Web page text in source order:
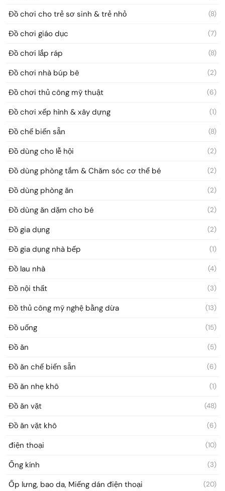
Đồ chơi cho trẻ sơ sinh & trẻ nhỏ (8)
Đồ chơi giáo dục (7)
Đồ chơi lắp ráp (8)
Đồ chơi nhà búp bê (2)
Đồ chơi thủ công mỹ thuật (6)
Đồ chơi xếp hình & xây dựng (1)
Đồ chế biến sẵn (8)
Đồ dùng cho lễ hội (2)
Đồ dùng phòng tắm & Chăm sóc cơ thể bé (2)
Đồ dùng phòng ăn (2)
Đồ dùng ăn dặm cho bé (2)
Đồ gia dụng (2)
Đồ gia dụng nhà bếp (1)
Đồ lau nhà (4)
Đồ nội thất (3)
Đồ thủ công mỹ nghệ bằng dừa (13)
Đồ uống (15)
Đồ ăn (5)
Đồ ăn chế biến sẵn (6)
Đồ ăn nhẹ khô (1)
Đồ ăn vặt (48)
Đồ ăn vặt khô (6)
điện thoại (10)
Ống kính (3)
Ốp lưng, bao da, Miếng dán điện thoại (20)